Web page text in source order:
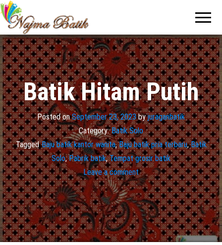
Jasa
Pembuatan
Seragam
Batik
Batik Hitam Putih
Posted onSeptember 23, 2023byjuraganbatik
Category: Batik Solo
Tagged Baju batik kantor wanita,Baju batik pria terbaru,Batik
Solo,Pabrik batik,Tempat grosir batik
Leave a comment